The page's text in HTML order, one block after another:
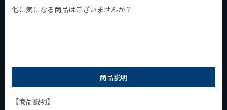
他に気になる商品はございませんか？
商品説明
【商品説明】